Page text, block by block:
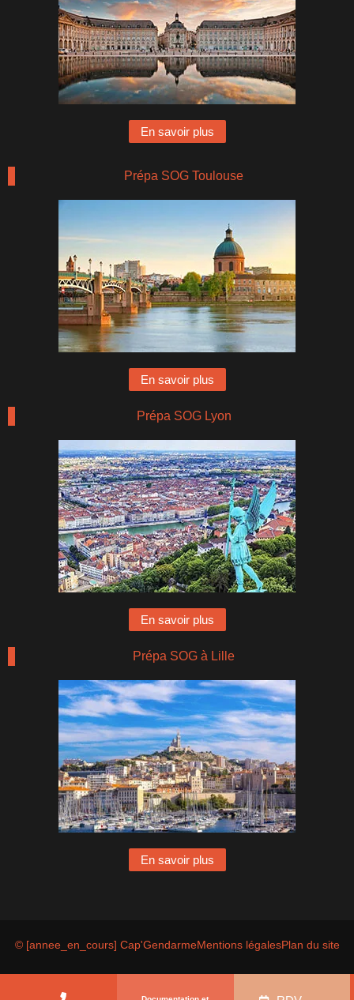
En savoir plus
Prépa SOG Toulouse
En savoir plus
Prépa SOG Lyon
En savoir plus
Prépa SOG à Lille
En savoir plus
© [annee_en_cours] Cap'GendarmeMentions légalesPlan du site